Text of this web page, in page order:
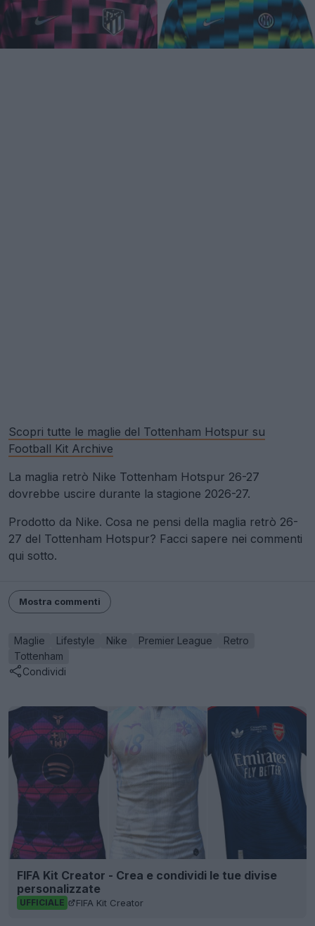
Scopri tutte le maglie del Tottenham Hotspur su
Football Kit Archive
La maglia retrò Nike Tottenham Hotspur 26-27
dovrebbe uscire durante la stagione 2026-27.
Prodotto da Nike. Cosa ne pensi della maglia retrò 26-
27 del Tottenham Hotspur? Facci sapere nei commenti
qui sotto.
Mostra commenti
Maglie Lifestyle Nike Premier League
Retro
Tottenham
Condividi
FIFA Kit Creator - Crea e condividi le tue divise
personalizzate
UFFICIALE FIFA Kit Creator